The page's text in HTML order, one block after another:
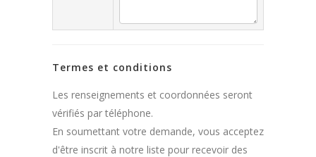
Termes et conditions
Les renseignements et coordonnées seront
vérifiés par téléphone.
En soumettant votre demande, vous acceptez
d'être inscrit à notre liste pour recevoir des